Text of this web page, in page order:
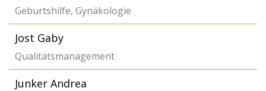
Geburtshilfe, Gynäkologie
Jost Gaby
Qualitätsmanagement
Junker Andrea